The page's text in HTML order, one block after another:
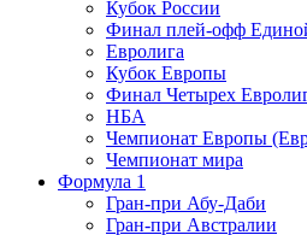
Кубок России
Финал плей-офф
Евролига
Кубок Европы
Финал Четырех
НБА
Чемпионат Европы
Чемпионат мира
Формула 1
Гран-при Абу-Даби
Гран-при Австралии